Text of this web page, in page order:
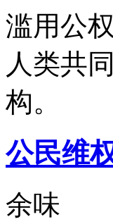
滥用公
人类共
构。
公民维
余味